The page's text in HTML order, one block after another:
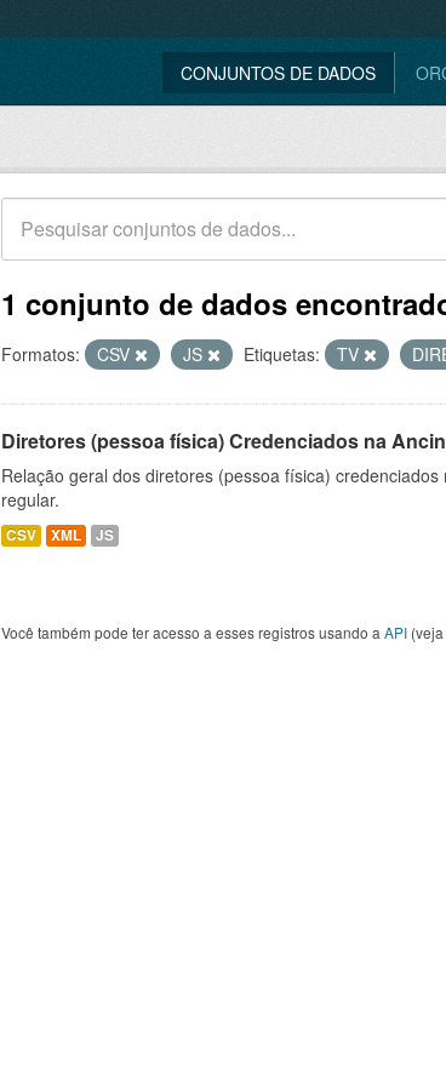
CONJUNTOS DE DADOS
1 conjunto de dados
Formatos: CSV JS Etiquetas: TV
Diretores (pessoa física) Credenciados na
Relação geral dos diretores (pessoa física)
regular.
CSV XML JS
Você também pode ter acesso a esses registros usando a API (veja